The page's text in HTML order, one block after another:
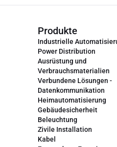
Produkte
Industrielle
Power Distribution
Ausrüstung und
Verbrauchsmaterialien
Verbundene Lösungen -
Datenkommunikation
Heimautomatisierung
Gebäudesicherheit
Beleuchtung
Zivile Installation
Kabel